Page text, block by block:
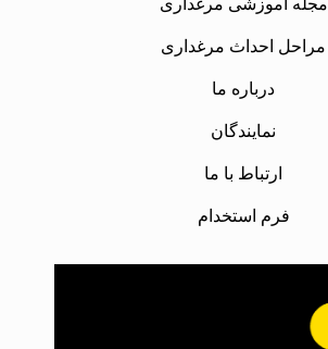
مراحل احداث مرغداری
درباره ما
نمایندگان
ارتباط با ما
فرم استخدام